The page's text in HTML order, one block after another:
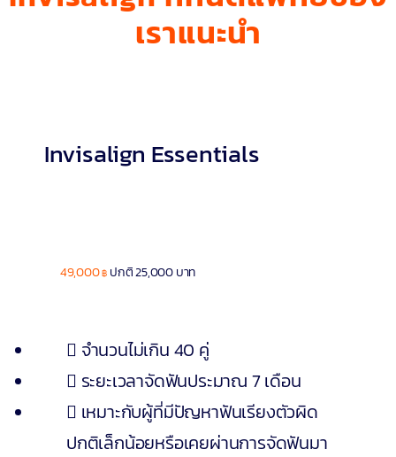
เราแนะนำ
Invisalign Essentials
49,000฿ ปกติ 25,000 บาท
จำนวนไม่เกิน 40 คู่
ระยะเวลาจัดฟันประมาณ 7 เดือน
เหมาะกับผู้ที่มีปัญหาฟันเรียงตัวผิด
ปกติเล็กน้อยหรือเคยผ่านการจัดฟันมา